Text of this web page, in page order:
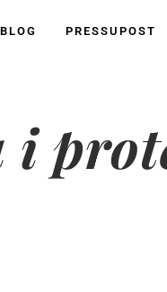
BLOG PRESSUPOST